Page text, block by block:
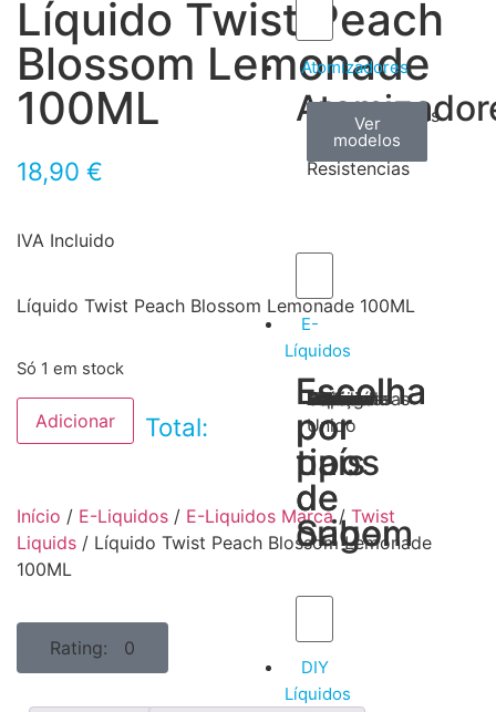
Atomizadores
Claromizadores
Ver
modelos
Reconstruíveis
Ver
modelos
Resistencias
Ver
modelos
E-
Líquidos
Escolha
por
tipos
de
Sabor
Tabaco
Frutas
Bebidas
Frescos
Sobremesas
Escolha
por
país
de
origem
Portugal
Alemanha
USA
Reino
Unido
Canadá
França
Malásia
Filipinas
Espanha
Polónia
Grécia
DIY
Líquidos
Líquido Twist Peach
Blossom Lemonade
100ML
18,90 €
IVA Incluido
Líquido Twist Peach Blossom Lemonade 100ML
Só 1 em stock
Adicionar Total:
Início / E-Liquidos / E-Liquidos Marca/ Twist
Liquids / Líquido Twist Peach Blossom Lemonade
100ML
Rating: 0